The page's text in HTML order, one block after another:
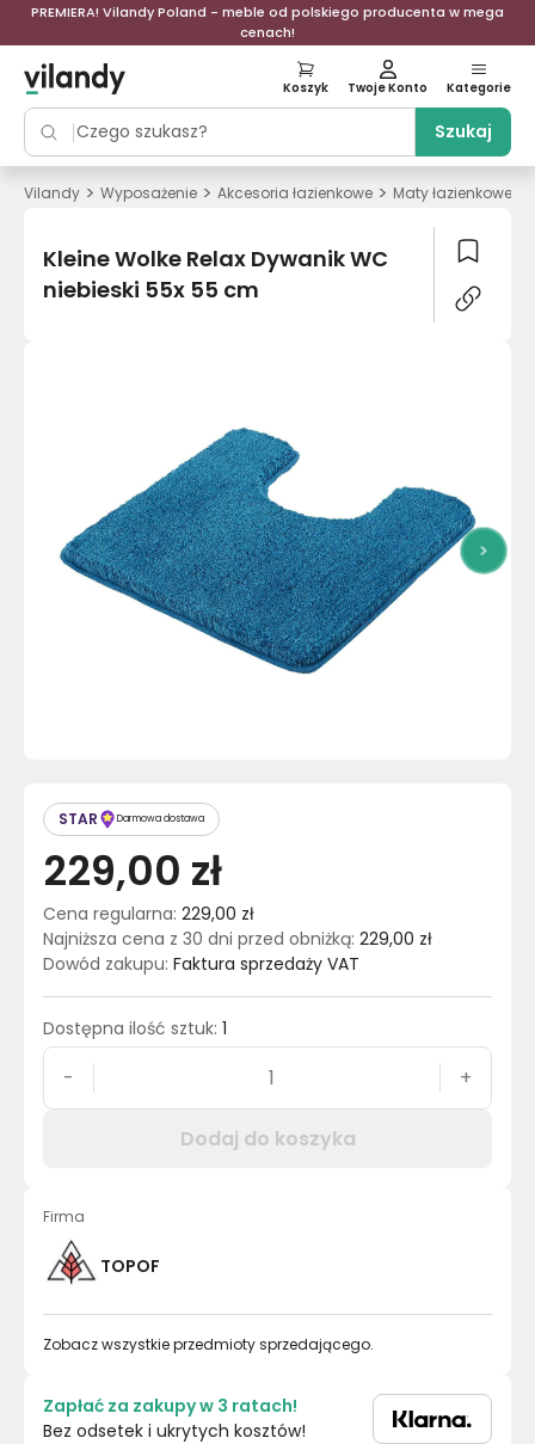
PREMIERA! Vilandy Poland - meble od polskiego producenta w mega
cenach!
Szukaj
Koszyk Twoje Konto Kategorie
Vilandy > Wyposażenie > Akcesoria łazienkowe > Maty łazienkowe
Kleine Wolke Relax Dywanik WC
niebieski 55x 55 cm
>
STAR Darmowa dostawa
229,00 zł
Cena regularna: 229,00 zł
Najniższa cena z 30 dni przed obniżką: 229,00 zł
Dowód zakupu: Faktura sprzedaży VAT
Dostępna ilość sztuk: 1
- +
Dodaj do koszyka
Firma
TOPOF
Zobacz wszystkie przedmioty sprzedającego.
Zapłać za zakupy w 3 ratach!
Bez odsetek i ukrytych kosztów!